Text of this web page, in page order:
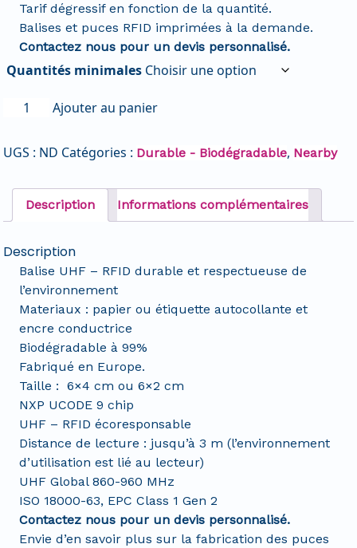
Tarif dégressif en fonction de la quantité.
Balises et puces RFID imprimées à la demande.
Contactez nous pour un devis personnalisé.
Quantités minimales
Ajouter au panier
UGS : ND Catégories : Durable - Biodégradable, Nearby
Description Informations complémentaires
Description
Balise UHF – RFID durable et respectueuse de
l’environnement
Materiaux : papier ou étiquette autocollante et
encre conductrice
Biodégradable à 99%
Fabriqué en Europe.
Taille : 6×4 cm ou 6×2 cm
NXP UCODE 9 chip
UHF – RFID écoresponsable
Distance de lecture : jusqu’à 3 m (l’environnement
d’utilisation est lié au lecteur)
UHF Global 860-960 MHz
ISO 18000-63, EPC Class 1 Gen 2
Contactez nous pour un devis personnalisé.
Envie d’en savoir plus sur la fabrication des puces